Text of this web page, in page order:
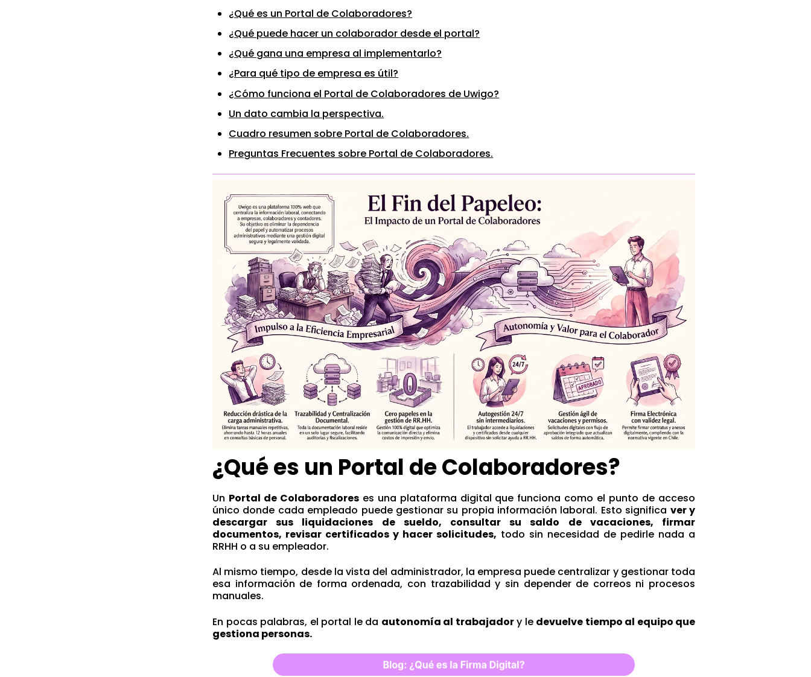
¿Qué es un Portal de Colaboradores?
¿Qué puede hacer un colaborador desde el portal?
¿Qué gana una empresa al implementarlo?
¿Para qué tipo de empresa es útil?
¿Cómo funciona el Portal de Colaboradores de Uwigo?
Un dato cambia la perspectiva.
Cuadro resumen sobre Portal de Colaboradores.
Preguntas Frecuentes sobre Portal de Colaboradores.
¿Qué es un Portal de Colaboradores?
Un Portal de Colaboradoreses una plataforma digital que funciona como el punto de acceso
único donde cada empleado puede gestionar su propia información laboral. Esto significa ver y
descargar sus liquidaciones de sueldo, consultar su saldo de vacaciones, firmar
documentos, revisar certificados y hacer solicitudes, todo sin necesidad de pedirle nada a
RRHH o a su empleador.
Al mismo tiempo, desde la vista del administrador, la empresa puede centralizar y gestionar toda
esa información de forma ordenada, con trazabilidad y sin depender de correos ni procesos
manuales.
En pocas palabras, el portal le da autonomía al trabajadory le devuelve tiempo al equipo que
gestiona personas.